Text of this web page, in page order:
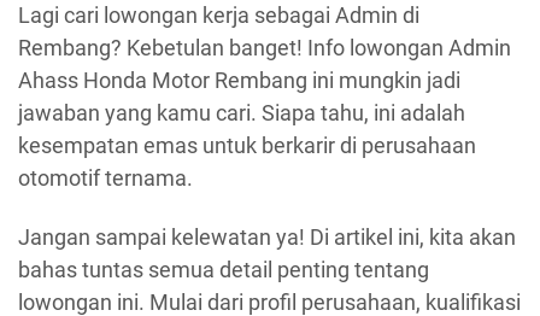
Lagi cari lowongan kerja sebagai Admin di
Rembang? Kebetulan banget! Info lowongan Admin
Ahass Honda Motor Rembang ini mungkin jadi
jawaban yang kamu cari. Siapa tahu, ini adalah
kesempatan emas untuk berkarir di perusahaan
otomotif ternama.
Jangan sampai kelewatan ya! Di artikel ini, kita akan
bahas tuntas semua detail penting tentang
lowongan ini. Mulai dari profil perusahaan, kualifikasi